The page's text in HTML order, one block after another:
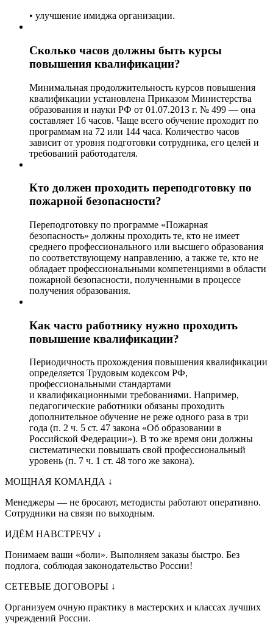
• улучшение имиджа организации.
Сколько часов должны быть курсы
повышения квалификации?
Минимальная продолжительность курсов повышения
квалификации установлена Приказом Министерства
образования и науки РФ от 01.07.2013 г. № 499 — она
составляет 16 часов. Чаще всего обучение проходит по
программам на 72 или 144 часа. Количество часов
зависит от уровня подготовки сотрудника, его целей и
требований работодателя.
Кто должен проходить переподготовку по
пожарной безопасности?
Переподготовку по программе «Пожарная
безопасность» должны проходить те, кто не имеет
среднего профессионального или высшего образования
по соответствующему направлению, а также те, кто не
обладает профессиональными компетенциями в области
пожарной безопасности, полученными в процессе
получения образования.
Как часто работнику нужно проходить
повышение квалификации?
Периодичность прохождения повышения квалификации
определяется Трудовым кодексом РФ,
профессиональными стандартами
и квалификационными требованиями. Например,
педагогические работники обязаны проходить
дополнительное обучение не реже одного раза в три
года (п. 2 ч. 5 ст. 47 закона «Об образовании в
Российской Федерации»). В то же время они должны
систематически повышать свой профессиональный
уровень (п. 7 ч. 1 ст. 48 того же закона).
МОЩНАЯ КОМАНДА ↓
Менеджеры — не бросают, методисты работают оперативно.
Сотрудники на связи по выходным.
ИДЁМ НАВСТРЕЧУ ↓
Понимаем ваши «боли». Выполняем заказы быстро. Без
подлога, соблюдая законодательство России!
СЕТЕВЫЕ ДОГОВОРЫ ↓
Организуем очную практику в мастерских и классах лучших
учреждений России.